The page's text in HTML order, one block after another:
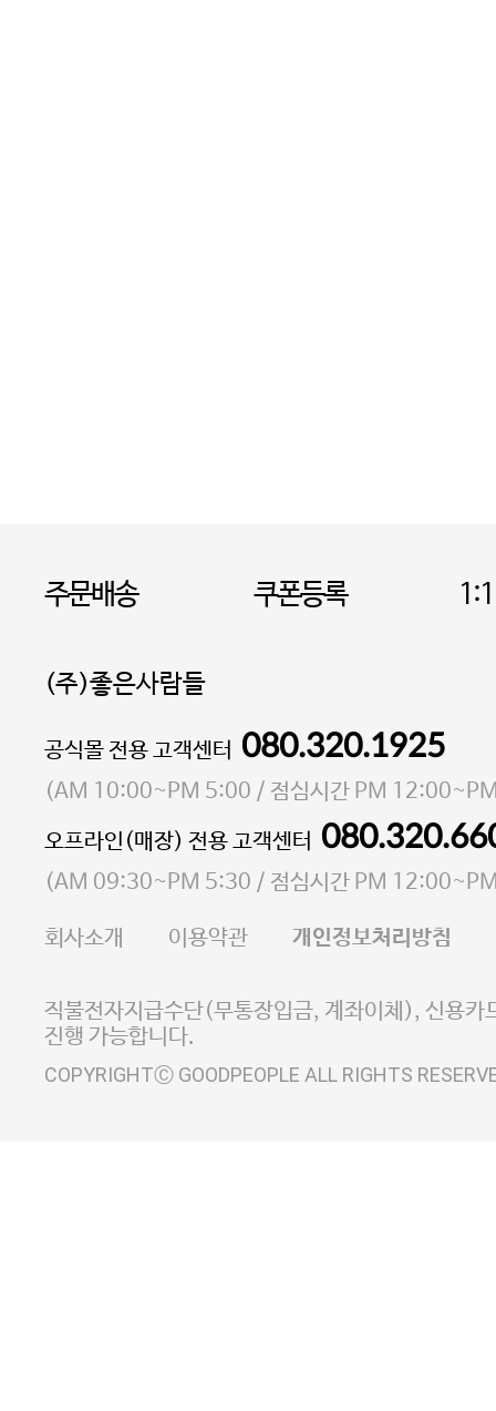
주문배송 쿠폰등록
(주)좋은사람들
대표 이성현,박영환| 개인정보관리책임자 김상현
소재지 서울특별시 마포구 마포대로4다길 41 마포
통신판매업 신고번호 2023-서울마포-3931호
사업자등록번호 105-81-58242
E-MAIL goodpeople@gpin.co.kr
사업자정보확인
이니시스 에스크로 서비
공식몰 전용 고객센터 080.320.1925
(AM 10:00~PM 5:00 / 점심시간 PM
오프라인(매장) 전용 고객센터
(AM 09:30~PM 5:30 / 점심시간 PM
회사소개 이용약관 개인정보처리방침
직불전자지급수단(무통장입금, 계좌이체), 신용카
진행 가능합니다.
COPYRIGHTⒸ GOODPEOPLE ALL RIGHTS